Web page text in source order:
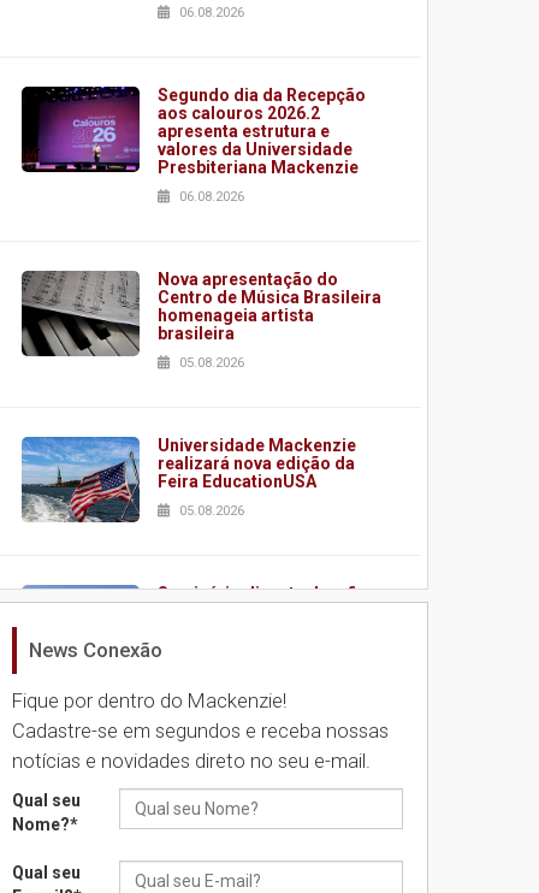
06.08.2026
Segundo dia da Recepção
aos calouros 2026.2
apresenta estrutura e
valores da Universidade
Presbiteriana Mackenzie
06.08.2026
Nova apresentação do
Centro de Música Brasileira
homenageia artista
brasileira
05.08.2026
Universidade Mackenzie
realizará nova edição da
Feira EducationUSA
05.08.2026
Seminário discute desafios
residenciais
Mackenzie recepciona os
semestre de 2026
04.08.2026
News Conexão
Fique por dentro do Mackenzie!
Cadastre-se em segundos e receba nossas
notícias e novidades direto no seu e-mail.
Qual seu
Nome?*
Qual seu